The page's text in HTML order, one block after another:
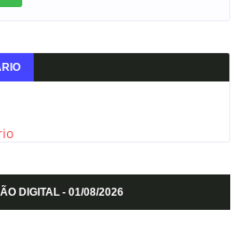
DIGITAL - 01/08/2026